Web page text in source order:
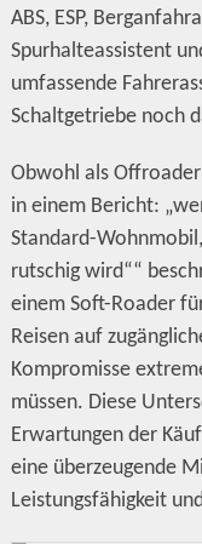
ABS, ESP,
Spurhalteassistent
umfassende
Schaltgetriebe noch
Obwohl als
in einem Bericht:
Standard-
rutschig wird““
einem Soft-Roader
Reisen auf
Kompromisse
müssen. Diese
Erwartungen der
eine überzeugende
Leistungsfähigkeit